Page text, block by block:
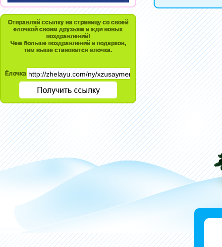
Отправляй ссылку на страницу со своей
ёлочкой своим друзьям и жди новых
поздравлений!
Чем больше поздравлений и подарков,
тем выше становится ёлочка.
Ёлочка